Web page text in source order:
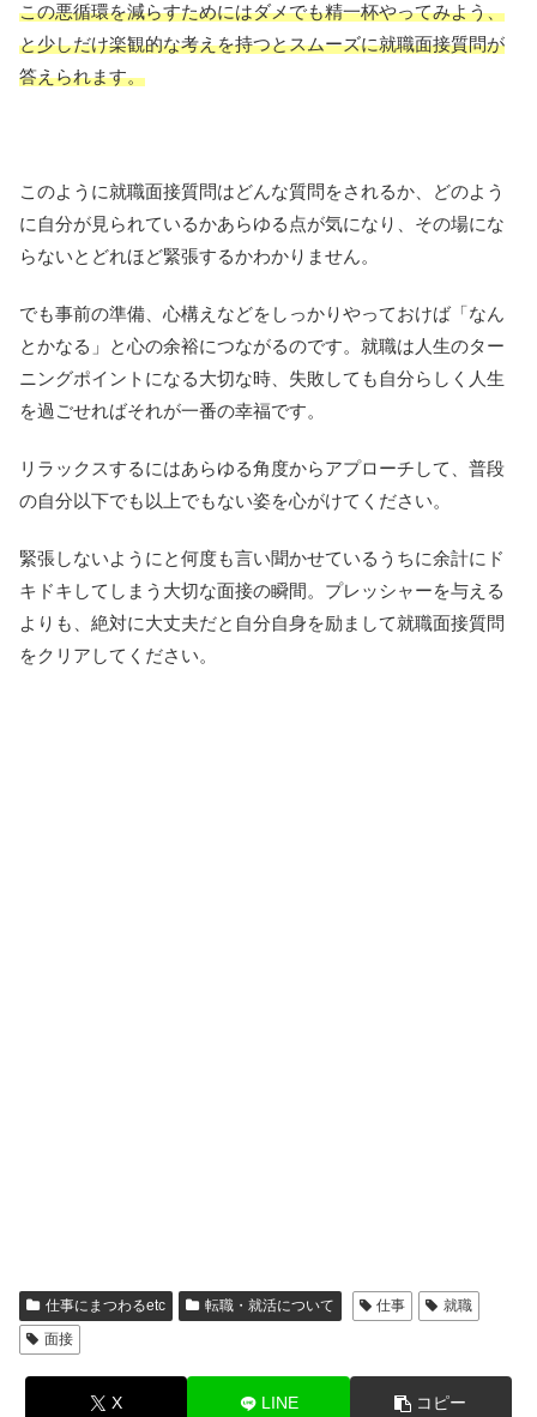
この悪循環を減らすためにはダメでも精一杯やってみよう、
と少しだけ楽観的な考えを持つとスムーズに就職面接質問が
答えられます。
このように就職面接質問はどんな質問をされるか、どのよう
に自分が見られているかあらゆる点が気になり、その場にな
らないとどれほど緊張するかわかりません。
でも事前の準備、心構えなどをしっかりやっておけば「なん
とかなる」と心の余裕につながるのです。就職は人生のター
ニングポイントになる大切な時、失敗しても自分らしく人生
を過ごせればそれが一番の幸福です。
リラックスするにはあらゆる角度からアプローチして、普段
の自分以下でも以上でもない姿を心がけてください。
緊張しないようにと何度も言い聞かせているうちに余計にド
キドキしてしまう大切な面接の瞬間。プレッシャーを与える
よりも、絶対に大丈夫だと自分自身を励まして就職面接質問
をクリアしてください。
仕事にまつわるetc 転職・就活について 仕事
就職
面接
X LINE コピー